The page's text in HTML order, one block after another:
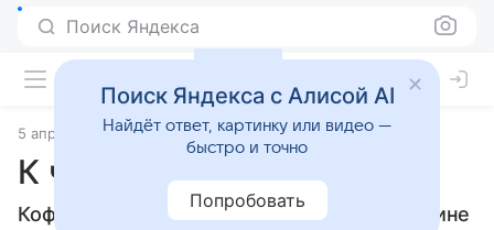
Поиск Яндекса
5 апреля 2010 Сонники
К чему снится Кофе
Кофе: толкование сна женщине или мужчине
Поиск Яндекса с Алисой AI
Найдёт ответ, картинку или видео —
быстро и точно
Попробовать